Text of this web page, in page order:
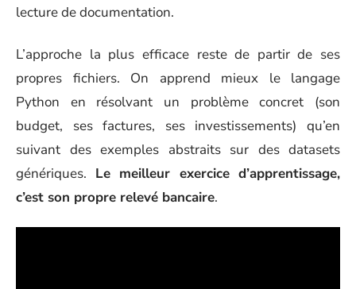
lecture de documentation.
L’approche la plus efficace reste de partir de ses
propres fichiers. On apprend mieux le langage
Python en résolvant un problème concret (son
budget, ses factures, ses investissements) qu’en
suivant des exemples abstraits sur des datasets
génériques. Le meilleur exercice d’apprentissage,
c’est son propre relevé bancaire.